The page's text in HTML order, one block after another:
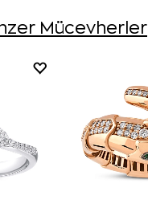
Mücevherler